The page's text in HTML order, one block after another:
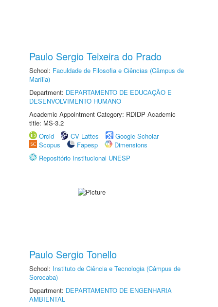
Paulo Sergio Teixeira do Prado
School: Faculdade de Filosofia e Ciências (Câmpus de
Marília)
Department: DEPARTAMENTO DE EDUCAÇÃO E
DESENVOLVIMENTO HUMANO
Academic Appointment Category: RDIDP Academic
title: MS-3.2
Orcid
CV Lattes
Google Scholar
Scopus
Fapesp
Dimensions
Repositório Institucional UNESP
Paulo Sergio Tonello
School: Instituto de Ciência e Tecnologia (Câmpus de
Sorocaba)
Department: DEPARTAMENTO DE ENGENHARIA
AMBIENTAL